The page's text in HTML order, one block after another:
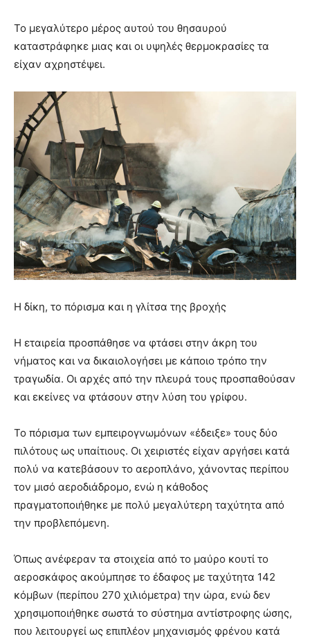
Το μεγαλύτερο μέρος αυτού του θησαυρού
καταστράφηκε μιας και οι υψηλές θερμοκρασίες τα
είχαν αχρηστέψει.
Η δίκη, το πόρισμα και η γλίτσα της βροχής
Η εταιρεία προσπάθησε να φτάσει στην άκρη του
νήματος και να δικαιολογήσει με κάποιο τρόπο την
τραγωδία. Οι αρχές από την πλευρά τους προσπαθούσαν
και εκείνες να φτάσουν στην λύση του γρίφου.
Το πόρισμα των εμπειρογνωμόνων «έδειξε» τους δύο
πιλότους ως υπαίτιους. Οι χειριστές είχαν αργήσει κατά
πολύ να κατεβάσουν το αεροπλάνο, χάνοντας περίπου
τον μισό αεροδιάδρομο, ενώ η κάθοδος
πραγματοποιήθηκε με πολύ μεγαλύτερη ταχύτητα από
την προβλεπόμενη.
Όπως ανέφεραν τα στοιχεία από το μαύρο κουτί το
αεροσκάφος ακούμπησε το έδαφος με ταχύτητα 142
κόμβων (περίπου 270 χιλιόμετρα) την ώρα, ενώ δεν
χρησιμοποιήθηκε σωστά το σύστημα αντίστροφης ώσης,
που λειτουργεί ως επιπλέον μηχανισμός φρένου κατά